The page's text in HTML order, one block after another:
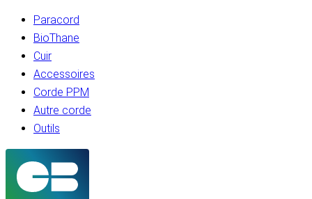
Paracord
BioThane
Cuir
Accessoires
Corde PPM
Autre corde
Outils